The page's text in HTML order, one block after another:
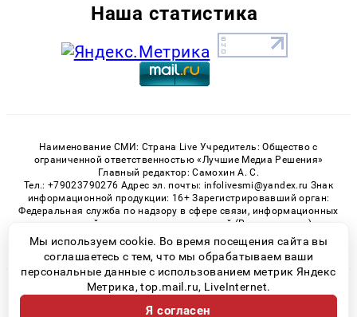
Наша статистика
Наименование СМИ: Страна Live Учредитель: Общество с
ограниченной ответственностью «Лучшие Медиа Решения»
Главный редактор: Самохин А. С.
Тел.: +79023790276 Адрес эл. почты: infolivesmi@yandex.ru Знак
информационной продукции: 16+ Зарегистрировавший орган:
Федеральная служба по надзору в сфере связи, информационных
технологий и массовых коммуникаций (Роскомнадзор)
Регистрационный номер СМИ ЭЛ № ФС 77 - 82538 от 21.01.2022
© 2026 «» | Все права защищены
Возрастная категория сайта 16+
Мы используем cookie. Во время посещения сайта вы
соглашаетесь с тем, что мы обрабатываем ваши
персональные данные с использованием метрик Яндекс
Метрика, top.mail.ru, LiveInternet.
Я согласен